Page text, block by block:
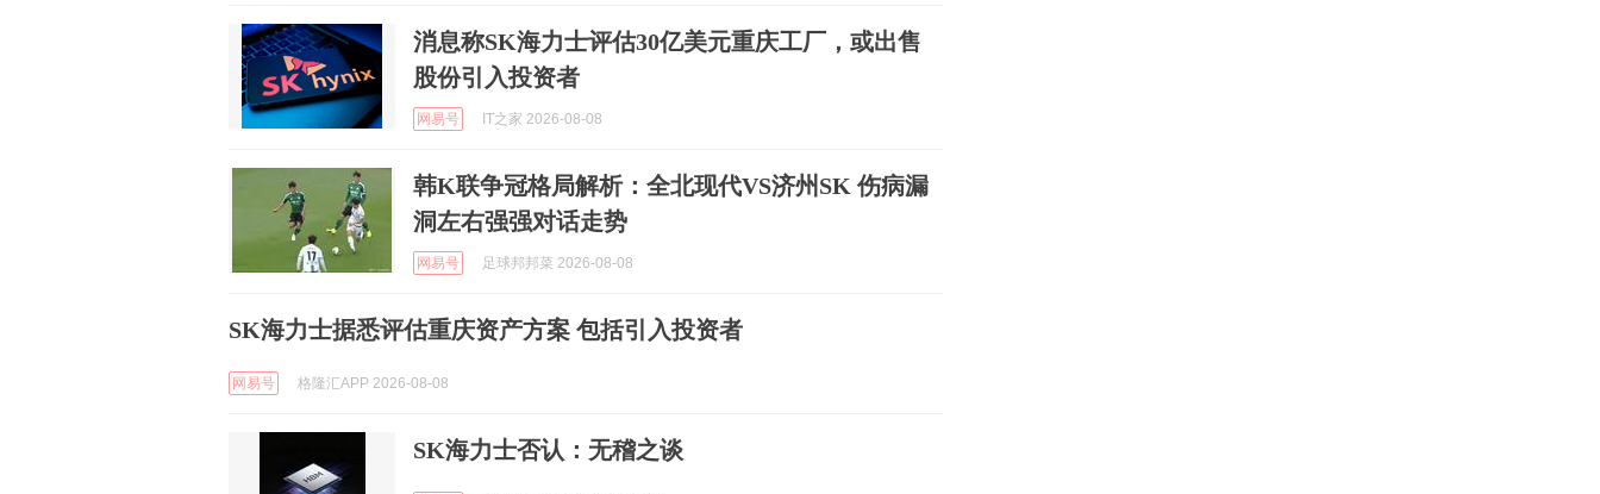
消息称SK海力士评估30亿美元重庆工厂，或出售
股份引入投资者
网易号 IT之家 2026-08-08
韩K联争冠格局解析：全北现代VS济州SK 伤病漏
洞左右强强对话走势
网易号 足球邦邦菜 2026-08-08
SK海力士据悉评估重庆资产方案 包括引入投资者
网易号 格隆汇APP 2026-08-08
SK海力士否认：无稽之谈